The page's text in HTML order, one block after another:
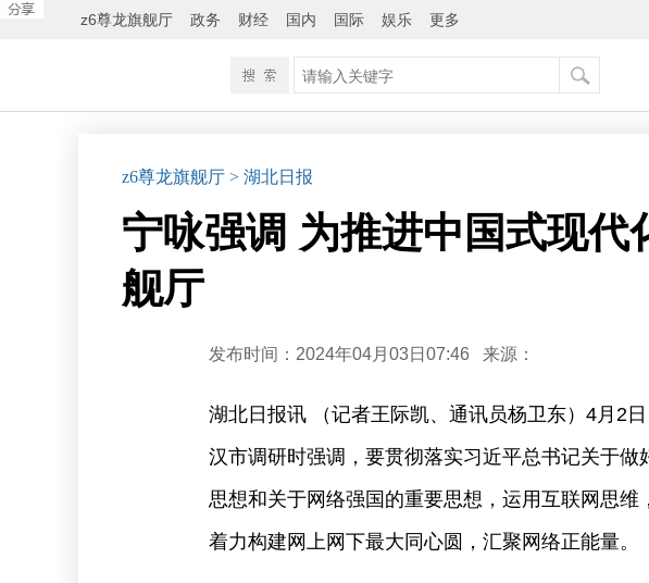
z6尊龙旗舰厅 政务 财经 国内 国际 娱乐 更多
z6尊龙旗舰厅 > 湖北日报
宁咏强调 为推进中国式现
舰厅
发布时间：2024年04月03日07:46 来源：
湖北日报讯 （记者王际凯、通讯员杨卫东）4月2
汉市调研时强调，要贯彻落实习近平总书记关于
思想和关于网络强国的重要思想，运用互联网思维
着力构建网上网下最大同心圆，汇聚网络正能量。